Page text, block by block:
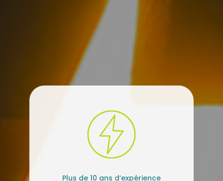
Plus de 10 ans d’expérience